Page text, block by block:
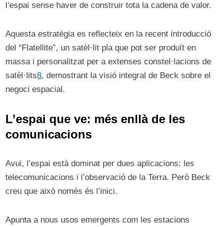
l’espai sense haver de construir tota la cadena de valor.
Aquesta estratègia es reflecteix en la recent introducció
del “Flatellite”, un satèl·lit pla que pot ser produït en
massa i personalitzat per a extenses constel·lacions de
satèl·lits8, demostrant la visió integral de Beck sobre el
negoci espacial.
L’espai que ve: més enllà de les
comunicacions
Avui, l’espai està dominat per dues aplicacions: les
telecomunicacions i l’observació de la Terra. Però Beck
creu que això només és l’inici.
Apunta a nous usos emergents com les estacions